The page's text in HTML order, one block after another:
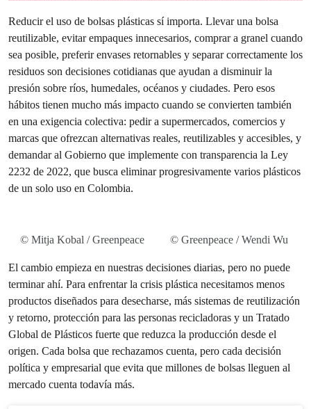
Reducir el uso de bolsas plásticas sí importa. Llevar una bolsa
reutilizable, evitar empaques innecesarios, comprar a granel cuando
sea posible, preferir envases retornables y separar correctamente los
residuos son decisiones cotidianas que ayudan a disminuir la
presión sobre ríos, humedales, océanos y ciudades. Pero esos
hábitos tienen mucho más impacto cuando se convierten también
en una exigencia colectiva: pedir a supermercados, comercios y
marcas que ofrezcan alternativas reales, reutilizables y accesibles, y
demandar al Gobierno que implemente con transparencia la Ley
2232 de 2022, que busca eliminar progresivamente varios plásticos
de un solo uso en Colombia.
© Mitja Kobal / Greenpeace © Greenpeace / Wendi Wu
El cambio empieza en nuestras decisiones diarias, pero no puede
terminar ahí. Para enfrentar la crisis plástica necesitamos menos
productos diseñados para desecharse, más sistemas de reutilización
y retorno, protección para las personas recicladoras y un Tratado
Global de Plásticos fuerte que reduzca la producción desde el
origen. Cada bolsa que rechazamos cuenta, pero cada decisión
política y empresarial que evita que millones de bolsas lleguen al
mercado cuenta todavía más.